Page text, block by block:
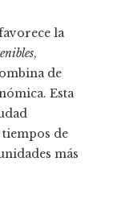
la
,
de
Esta
de
más